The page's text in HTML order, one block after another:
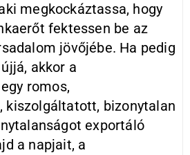
megkockáztassa, hogy
fektessen be az
jövőjébe. Ha pedig
akkor a
romos,
kiszolgáltatott, bizonytalan
exportáló
a napjait, a